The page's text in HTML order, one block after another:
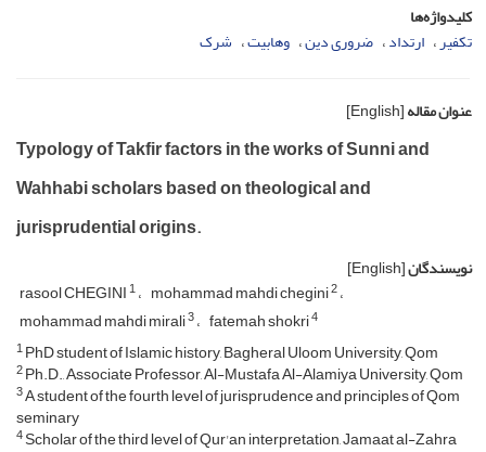
کلیدواژه‌ها
تکفیر ارتداد ضروری دین وهابیت شرک
عنوان مقاله[English]
Typology of Takfir factors in the works of Sunni and
Wahhabi scholars based on theological and
jurisprudential origins.
نویسندگان[English]
rasool CHEGINI1 mohammad mahdi chegini2
mohammad mahdi mirali3 fatemah shokri4
1PhD student of Islamic history, Bagheral Uloom University, Qom
2Ph.D., Associate Professor, Al-Mustafa Al-Alamiya University, Qom
3A student of the fourth level of jurisprudence and principles of Qom
seminary
4Scholar of the third level of Qur'an interpretation, Jamaat al-Zahra